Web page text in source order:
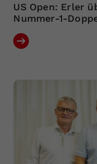
US Open: Erler
Nummer-1-